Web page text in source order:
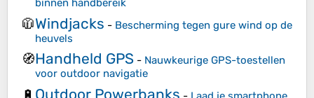
binnen handbereik
🧥Windjacks - Bescherming tegen gure wind op de
heuvels
🧭Handheld GPS - Nauwkeurige GPS-toestellen
voor outdoor navigatie
🔋 Outdoor Powerbanks